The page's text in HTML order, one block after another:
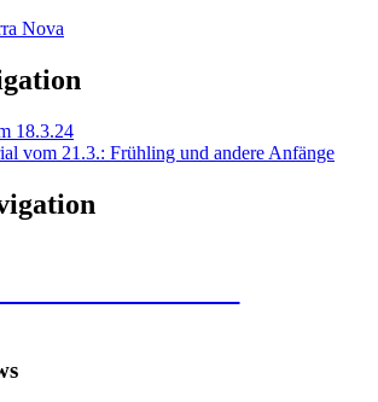
Nova
18.3.24
vom 21.3.: Frühling und andere Anfänge